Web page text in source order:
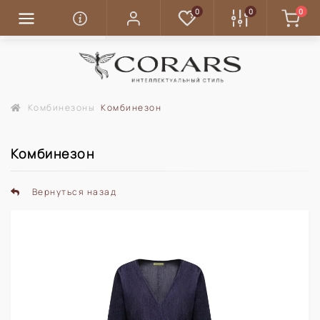
0 0 0
Комбинезоны Комбинезон
Комбинезон
Вернуться назад